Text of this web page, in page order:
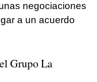
negociaciones
a un acuerdo
Grupo La